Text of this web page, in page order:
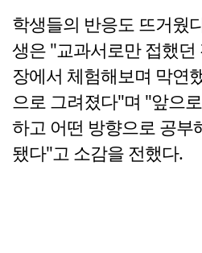
학생들의 반응도 뜨거웠
생은 "교과서로만 접했던
장에서 체험해보며 막연
으로 그려졌다"며 "앞으
하고 어떤 방향으로 공부
됐다"고 소감을 전했다.